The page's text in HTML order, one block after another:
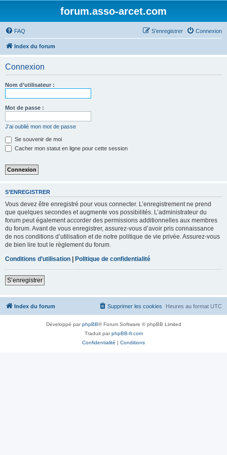
forum.asso-arcet.com
FAQ Connexion
S’enregistrer
Index du forum
Connexion
Nom d’utilisateur :
Mot de passe :
J’ai oublié mon mot de passe
Se souvenir de moi
Cacher mon statut en ligne pour cette session
S’ENREGISTRER
Vous devez être enregistré pour vous connecter. L’enregistrement ne prend
que quelques secondes et augmente vos possibilités. L’administrateur du
forum peut également accorder des permissions additionnelles aux membres
du forum. Avant de vous enregistrer, assurez-vous d’avoir pris connaissance
de nos conditions d’utilisation et de notre politique de vie privée. Assurez-vous
de bien lire tout le règlement du forum.
Conditions d’utilisation | Politique de confidentialité
S’enregistrer
Index du forum Heures au format UTC
Supprimer les cookies
Développé parphpBB® Forum Software © phpBB Limited
Traduit parphpBB-fr.com
Confidentialité | Conditions